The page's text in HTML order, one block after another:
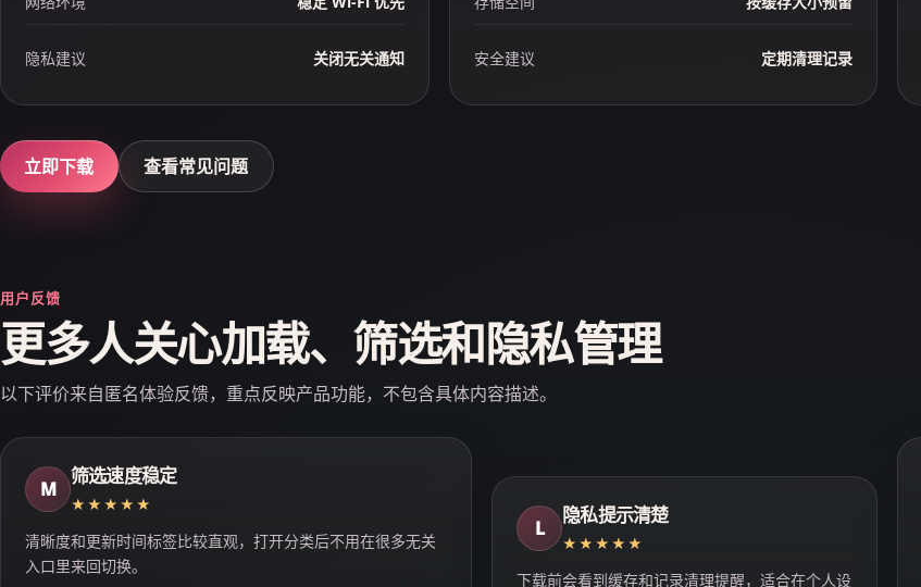
隐私建议 关闭无关通知 安全建议 定期清理记录
立即下载 查看常见问题
用户反馈
更多人关心加载、筛选和隐私管理
以下评价来自匿名体验反馈，重点反映产品功能，不包含具体内容描述。
M
筛选速度稳定
★★★★★
清晰度和更新时间标签比较直观，打开分类后不用在很多无关
入口里来回切换。
L
隐私提示清楚
★★★★★
下载前会看到缓存和记录清理提醒，适合在个人设